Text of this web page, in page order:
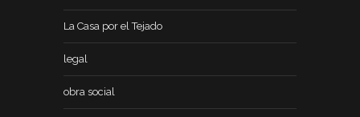
La Casa por el Tejado
legal
obra social